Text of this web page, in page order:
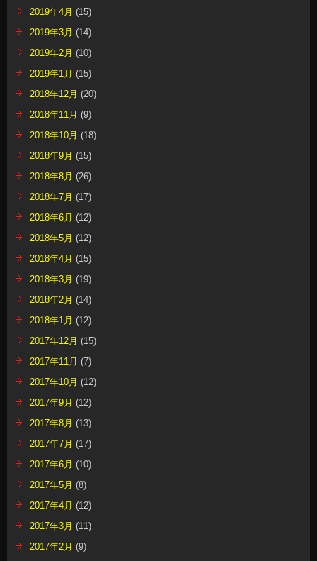
2019年4月 (15)
2019年3月 (14)
2019年2月 (10)
2019年1月 (15)
2018年12月 (20)
2018年11月 (9)
2018年10月 (18)
2018年9月 (15)
2018年8月 (26)
2018年7月 (17)
2018年6月 (12)
2018年5月 (12)
2018年4月 (15)
2018年3月 (19)
2018年2月 (14)
2018年1月 (12)
2017年12月 (15)
2017年11月 (7)
2017年10月 (12)
2017年9月 (12)
2017年8月 (13)
2017年7月 (17)
2017年6月 (10)
2017年5月 (8)
2017年4月 (12)
2017年3月 (11)
2017年2月 (9)